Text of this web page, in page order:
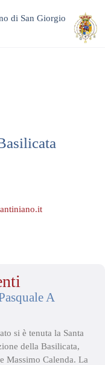
di San Giorgio
A
si è tenuta la Santa
della Basilicata,
Massimo Calenda. La